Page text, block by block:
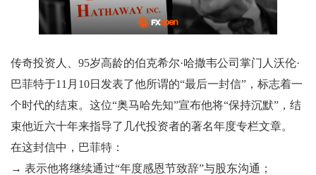
传奇投资人、95岁高龄的伯克希尔·哈撒韦公司掌门人沃伦·
巴菲特于11月10日发表了他所谓的“最后一封信”，标志着一
个时代的结束。这位“奥马哈先知”宣布他将“保持沉默”，结
束他近六十年来指导了几代投资者的著名年度专栏文章。
在这封信中，巴菲特：
→ 表示他将继续通过“年度感恩节致辞”与股东沟通；